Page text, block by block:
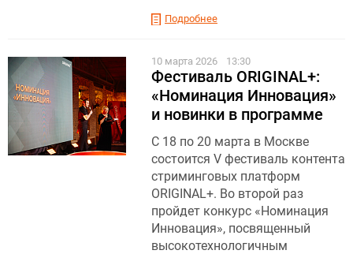
Подробнее
10 марта 2026 13:30
Фестиваль ORIGINAL+:
«Номинация Инновация»
и новинки в программе
С 18 по 20 марта в Москве
состоится V фестиваль контента
стриминговых платформ
ORIGINAL+. Во второй раз
пройдет конкурс «Номинация
Инновация», посвященный
высокотехнологичным